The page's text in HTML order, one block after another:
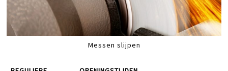
Messen slijpen